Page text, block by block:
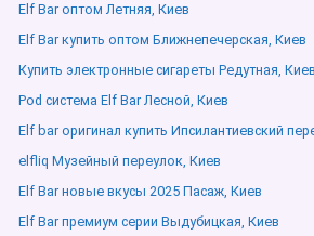
Elf Bar оптом Летняя, Киев
Elf Bar купить оптом Ближнепечерская, Киев
Купить электронные сигареты Редутная, Киев
Pod система Elf Bar Лесной, Киев
Elf bar оригинал купить Ипсилантиевский
elfliq Музейный переулок, Киев
Elf Bar новые вкусы 2025 Пасаж, Киев
Elf Bar премиум серии Выдубицкая, Киев